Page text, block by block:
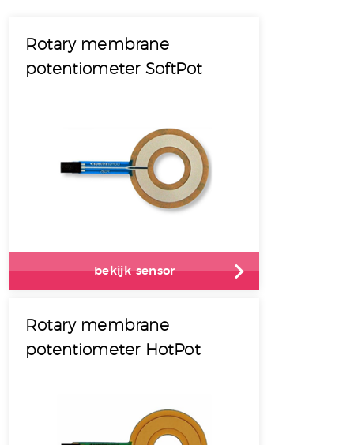
Rotary membrane
potentiometer SoftPot
bekijk sensor
Rotary membrane
potentiometer HotPot